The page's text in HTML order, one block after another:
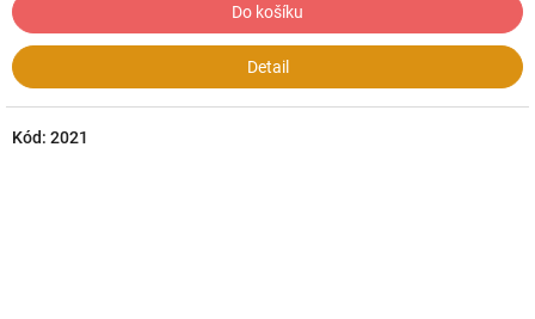
Do košíku
Detail
Kód: 2021